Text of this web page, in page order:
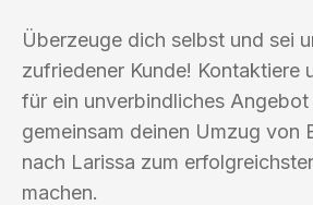
Überzeuge dich selbst und sei
zufriedener Kunde! Kontaktiere
für ein unverbindliches Angebot
gemeinsam deinen Umzug von
nach Larissa zum
machen.